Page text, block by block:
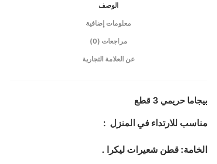
الوصف
معلومات إضافية
مراجعات (0)
عن العلامة التجارية
بيجاما حريمي 3 قطع
مناسب للارتداء في المنزل :
الخامة: قطن شعيرات ليكرا .